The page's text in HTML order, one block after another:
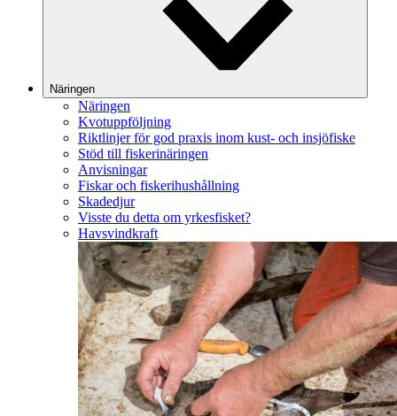
Näringen
Näringen
Kvotuppföljning
Riktlinjer för god praxis inom kust- och insjöfiske
Stöd till fiskerinäringen
Anvisningar
Fiskar och fiskerihushållning
Skadedjur
Visste du detta om yrkesfisket?
Havsvindkraft